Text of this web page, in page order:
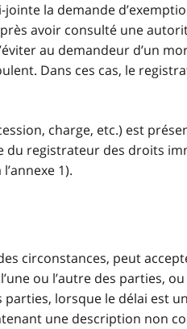
la demande
avoir consulté une
au demandeur d’un
Dans ces cas, le
charge, etc.) est
du registrateur des droits
1).
circonstances, peut
ou l’autre des parties,
parties, lorsque le délai est
une description non